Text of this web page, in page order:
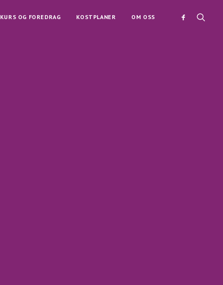
KURS OG FOREDRAG KOSTPLANER OM OSS